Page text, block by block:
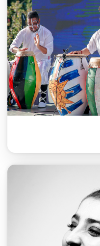
F5 es un grupo
los límites
tecnología
de resignificar
y